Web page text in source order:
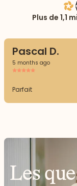
Plus de 1,1
Pascal D.
5 months ago
Parfait
Les